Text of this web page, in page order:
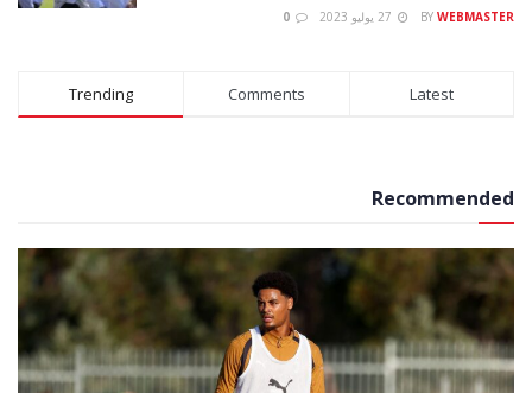
BY WEBMASTER
Trending Comments Latest
Recommended